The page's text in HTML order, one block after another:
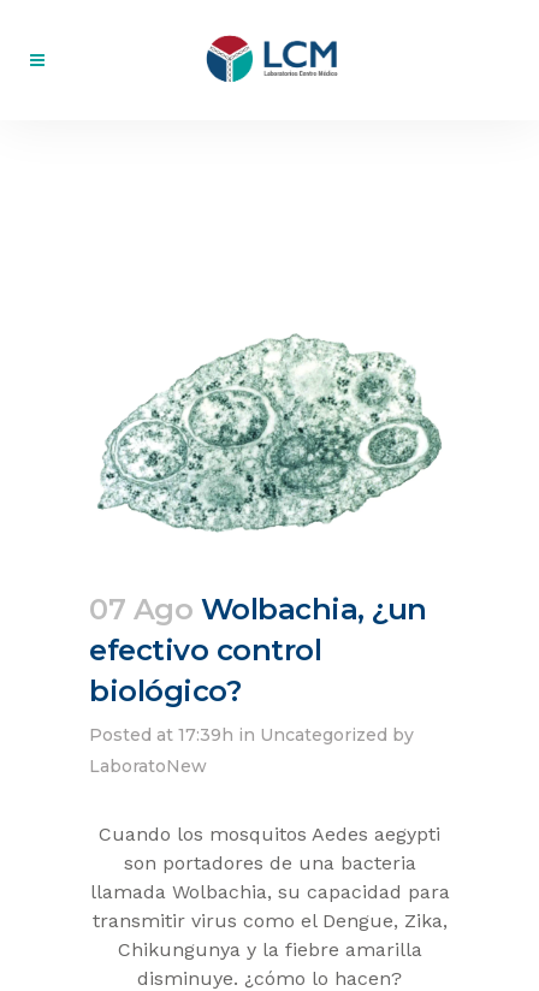
07 Ago Wolbachia, ¿un
efectivo control
biológico?
Posted at 17:39h in Uncategorized by
LaboratoNew
Cuando los mosquitos Aedes aegypti
son portadores de una bacteria
llamada Wolbachia, su capacidad para
transmitir virus como el Dengue, Zika,
Chikungunya y la fiebre amarilla
disminuye. ¿cómo lo hacen?